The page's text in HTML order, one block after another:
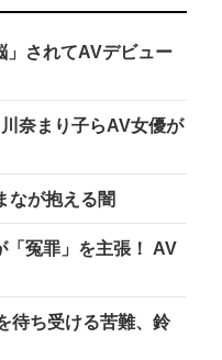
」されてAVデビュー
奈まり子らAV女優が
なが抱える闇
「冤罪」を主張！ AV
待ち受ける苦難、鈴